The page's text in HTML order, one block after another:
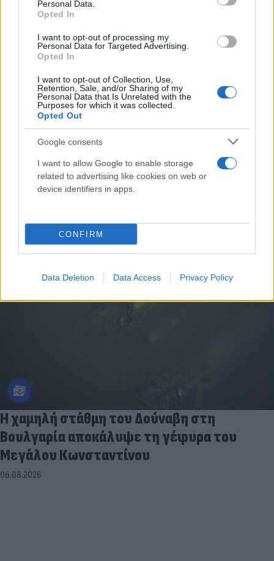
Personal Data.
Opted In
I want to opt-out of processing my
Personal Data for Targeted Advertising.
Opted In
I want to opt-out of Collection, Use,
Retention, Sale, and/or Sharing of my
Personal Data that Is Unrelated with the
Purposes for which it was collected.
Opted Out
Google consents
I want to allow Google to enable storage
related to advertising like cookies on web or
device identifiers in apps.
CONFIRM
Data Deletion Data Access Privacy Policy
FLASH FOCUS
Η χαμηλή στάθμη του Δούναβη στη
Βουλγαρία αποκάλυψε τη γέφυρα του
Μεγάλου Κωνσταντίνου
06.08.2026